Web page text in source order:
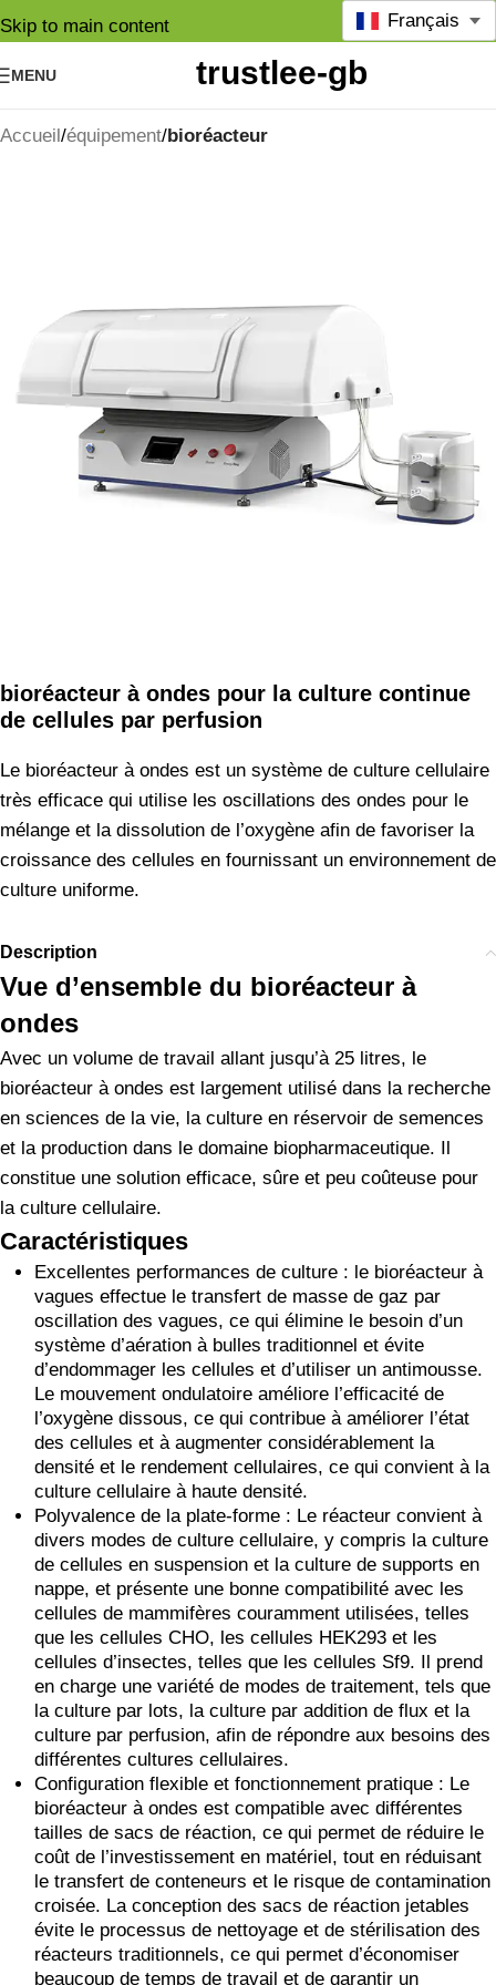
Skip to main content
MENU
Français
Accueil équipement bioréacteur
bioréacteur à ondes pour la culture continue
de cellules par perfusion
Le bioréacteur à ondes est un système de culture cellulaire
très efficace qui utilise les oscillations des ondes pour le
mélange et la dissolution de l’oxygène afin de favoriser la
croissance des cellules en fournissant un environnement de
culture uniforme.
Description
Vue d’ensemble du bioréacteur à
ondes
Avec un volume de travail allant jusqu’à 25 litres, le
bioréacteur à ondes est largement utilisé dans la recherche
en sciences de la vie, la culture en réservoir de semences
et la production dans le domaine biopharmaceutique. Il
constitue une solution efficace, sûre et peu coûteuse pour
la culture cellulaire.
Caractéristiques
Excellentes performances de culture : le bioréacteur à
vagues effectue le transfert de masse de gaz par
oscillation des vagues, ce qui élimine le besoin d’un
système d’aération à bulles traditionnel et évite
d’endommager les cellules et d’utiliser un antimousse.
Le mouvement ondulatoire améliore l’efficacité de
l’oxygène dissous, ce qui contribue à améliorer l’état
des cellules et à augmenter considérablement la
densité et le rendement cellulaires, ce qui convient à la
culture cellulaire à haute densité.
Polyvalence de la plate-forme : Le réacteur convient à
divers modes de culture cellulaire, y compris la culture
de cellules en suspension et la culture de supports en
nappe, et présente une bonne compatibilité avec les
cellules de mammifères couramment utilisées, telles
que les cellules CHO, les cellules HEK293 et les
cellules d’insectes, telles que les cellules Sf9. Il prend
en charge une variété de modes de traitement, tels que
la culture par lots, la culture par addition de flux et la
culture par perfusion, afin de répondre aux besoins des
différentes cultures cellulaires.
Configuration flexible et fonctionnement pratique : Le
bioréacteur à ondes est compatible avec différentes
tailles de sacs de réaction, ce qui permet de réduire le
coût de l’investissement en matériel, tout en réduisant
le transfert de conteneurs et le risque de contamination
croisée. La conception des sacs de réaction jetables
évite le processus de nettoyage et de stérilisation des
réacteurs traditionnels, ce qui permet d’économiser
beaucoup de temps de travail et de garantir un